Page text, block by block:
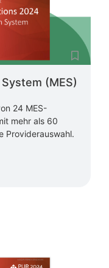
(MES)
24 MES-
mehr als 60
Providerauswahl.